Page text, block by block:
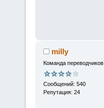
milly
Команда переводчиков
Сообщений: 540
Репутация: 24